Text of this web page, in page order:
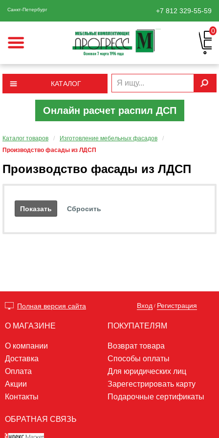
Санкт-Петербург +7 812 329-55-59
0
КАТАЛОГ
Онлайн расчет распил ДСП
Каталог товаров / Изготовление мебельных фасадов
/
Производство фасады из ЛДСП
Производство фасады из ЛДСП
Полная версия сайта Вход / Регистрация
О МАГАЗИНЕ
О компании
Доставка
Оплата
Акции
Контакты
ПОКУПАТЕЛЯМ
Возврат товара
Способы оплаты
Для юридических лиц
Зарегестрировать карту
Подарочные сертификаты
ОБРАТНАЯ СВЯЗЬ